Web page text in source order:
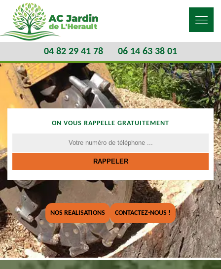
04 82 29 41 78 06 14 63 38 01
ON VOUS RAPPELLE GRATUITEMENT
NOS REALISATIONS CONTACTEZ-NOUS !